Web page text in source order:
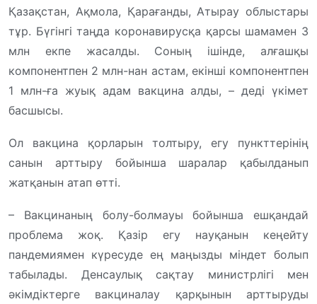
Қазақстан, Ақмола, Қарағанды, Атырау облыстары
тұр. Бүгінгі таңда коронавирусқа қарсы шамамен 3
млн екпе жасалды. Соның ішінде, алғашқы
компонентпен 2 млн-нан астам, екінші компонентпен
1 млн-ға жуық адам вакцина алды,– деді үкімет
басшысы.
Ол вакцина қорларын толтыру, егу пункттерінің
санын арттыру бойынша шаралар қабылданып
жатқанын атап өтті.
– Вакцинаның болу-болмауы бойынша ешқандай
проблема жоқ. Қазір егу науқанын кеңейту
пандемиямен күресуде ең маңызды міндет болып
табылады. Денсаулық сақтау министрлігі мен
әкімдіктерге вакциналау қарқынын арттыруды